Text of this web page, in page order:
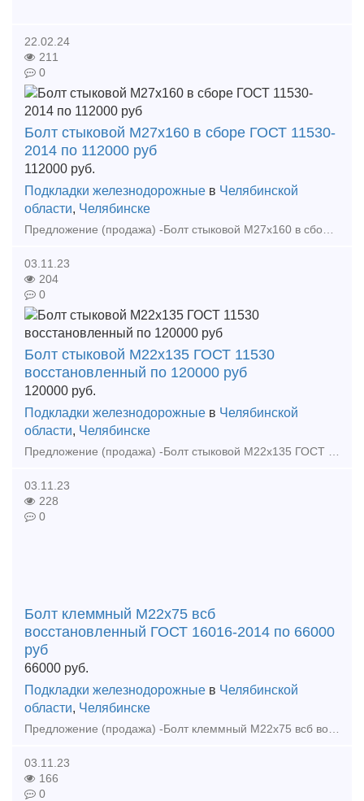
22.02.24
211
0
Болт стыковой М27х160 в сборе ГОСТ 11530-
2014 по 112000 руб
112000 руб.
Подкладки железнодорожные в Челябинской
области, Челябинске
Предложение (продажа) -Болт стыковой М27х160 в сборе ГОСТ 11530-2014 по 112000 руб - Болт клеммный в сборе с клеммой ПК новый М22х75 ГОСТ 16016-2014 по 115 000 ру
03.11.23
204
0
Болт стыковой М22х135 ГОСТ 11530
восстановленный по 120000 руб
120000 руб.
Подкладки железнодорожные в Челябинской
области, Челябинске
Предложение (продажа) -Болт стыковой М22х135 ГОСТ 11530 восстановленный по 120000 руб - Болт стыковой М27х160 в сборе восстановленный ГОСТ 11530-2014 по 93000 ру
03.11.23
228
0
Болт клеммный М22х75 всб
восстановленный ГОСТ 16016-2014 по 66000
руб
66000 руб.
Подкладки железнодорожные в Челябинской
области, Челябинске
Предложение (продажа) -Болт клеммный М22х75 всб восстановленный ГОСТ 16016-2014 по 66000 руб Болт закладной М22х175 в сборе восстановленный ГОСТ 16018-2014 по 740
03.11.23
166
0